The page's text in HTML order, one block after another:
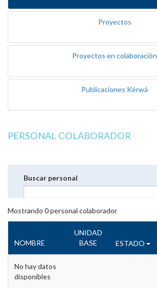
Proyectos
Proyectos en colaboración
Publicaciones Kérwá
PERSONAL COLABORADOR
Buscar personal
Mostrando 0personal colaborador
NOMBRE
UNIDAD
BASE
ESTADO
No hay datos
disponibles